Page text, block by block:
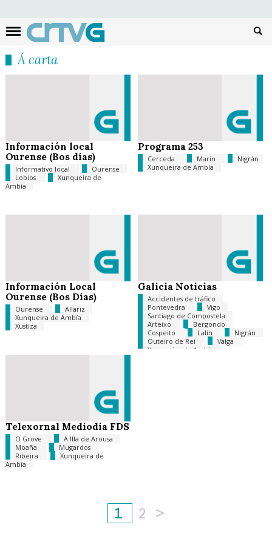
Á carta
Información local
Ourense (Bos días)
Informativo local
Ourense
Lobios
Xunqueira de
Ambía
Programa 253
Cerceda Marín
Nigrán
Xunqueira de Ambía
Información Local
Ourense (Bos Días)
Ourense
Allariz
Xunqueira de Ambía
Xustiza
Galicia Noticias
Accidentes de tráfico
Pontevedra
Vigo
Santiago de Compostela
Arteixo
Bergondo
Cospeito
Lalín
Nigrán
Outeiro de Rei
Valga
Xunqueira de Ambía
Telexornal Mediodía FDS
O Grove
A Illa de Arousa
Moaña
Mugardos
Ribeira
Xunqueira de
Ambía
1 2 >